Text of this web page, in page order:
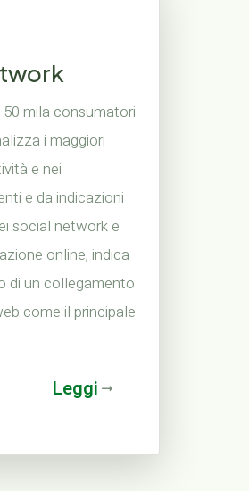
mila consumatori
i maggiori
e nei
e da indicazioni
social network e
online, indica
di un collegamento
come il principale
Leggi